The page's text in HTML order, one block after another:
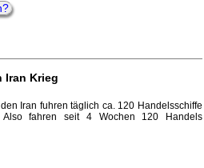
Iran Krieg
Iran fuhren täglich ca. 120 Handelsschiffe
fahren seit 4 Wochen 120 Handels